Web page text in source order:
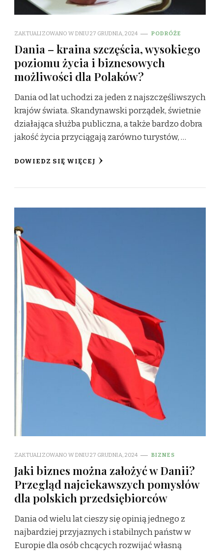
ZAKTUALIZOWANO W DNIU27 GRUDNIA, 2024 PODRÓŻE
Dania – kraina szczęścia, wysokiego
poziomu życia i biznesowych
możliwości dla Polaków?
Dania od lat uchodzi za jeden z najszczęśliwszych
krajów świata. Skandynawski porządek, świetnie
działająca służba publiczna, a także bardzo dobra
jakość życia przyciągają zarówno turystów, …
DOWIEDZ SIĘ WIĘCEJ
ZAKTUALIZOWANO W DNIU27 GRUDNIA, 2024 BIZNES
Jaki biznes można założyć w Danii?
Przegląd najciekawszych pomysłów
dla polskich przedsiębiorców
Dania od wielu lat cieszy się opinią jednego z
najbardziej przyjaznych i stabilnych państw w
Europie dla osób chcących rozwijać własną